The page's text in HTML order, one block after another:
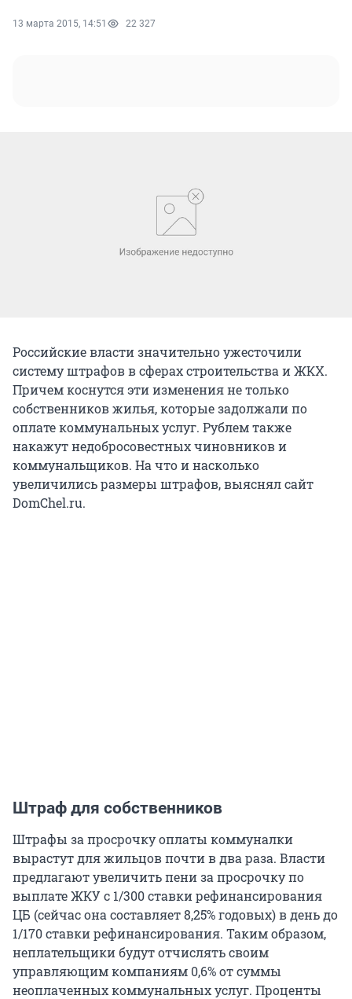
13 марта 2015, 14:51 22 327
Российские власти значительно ужесточили
систему штрафов в сферах строительства и ЖКХ.
Причем коснутся эти изменения не только
собственников жилья, которые задолжали по
оплате коммунальных услуг. Рублем также
накажут недобросовестных чиновников и
коммунальщиков. На что и насколько
увеличились размеры штрафов, выяснял сайт
DomChel.ru.
Штраф для собственников
Штрафы за просрочку оплаты коммуналки
вырастут для жильцов почти в два раза. Власти
предлагают увеличить пени за просрочку по
выплате ЖКУ с 1/300 ставки рефинансирования
ЦБ (сейчас она составляет 8,25% годовых) в день до
1/170 ставки рефинансирования. Таким образом,
неплательщики будут отчислять своим
управляющим компаниям 0,6% от суммы
неоплаченных коммунальных услуг. Проценты